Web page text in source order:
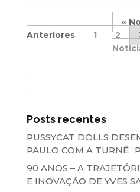
«
1
2
Posts recentes
PUSSYCAT DOLLS
PAULO COM A TURNÊ
90 ANOS – A
E INOVAÇÃO DE YVES